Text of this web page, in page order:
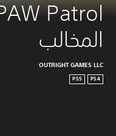
المخالب
OUTRIGHT GAMES LLC
PS4
PS5